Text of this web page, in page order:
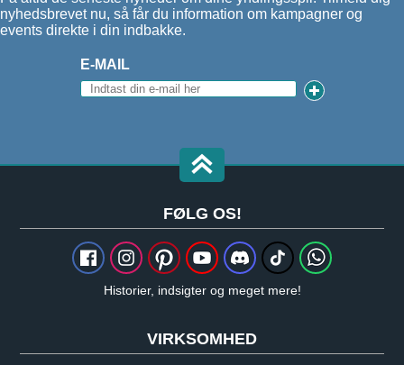
nyhedsbrevet nu, så får du information om kampagner og
events direkte i din indbakke.
E-MAIL
FØLG OS!
Historier, indsigter og meget mere!
VIRKSOMHED